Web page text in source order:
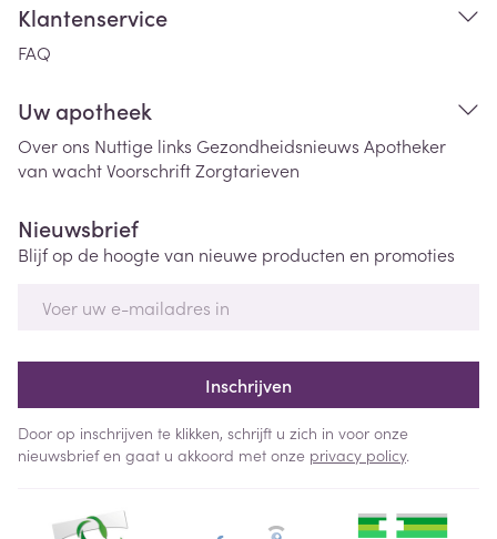
Klantenservice
FAQ
Uw apotheek
Over ons Nuttige links Gezondheidsnieuws Apotheker
van wachtVoorschriftZorgtarieven
Nieuwsbrief
Blijf op de hoogte van nieuwe producten en promoties
Inschrijven
Door op inschrijven te klikken, schrijft u zich in voor onze
nieuwsbrief en gaat u akkoord met onze privacy policy.